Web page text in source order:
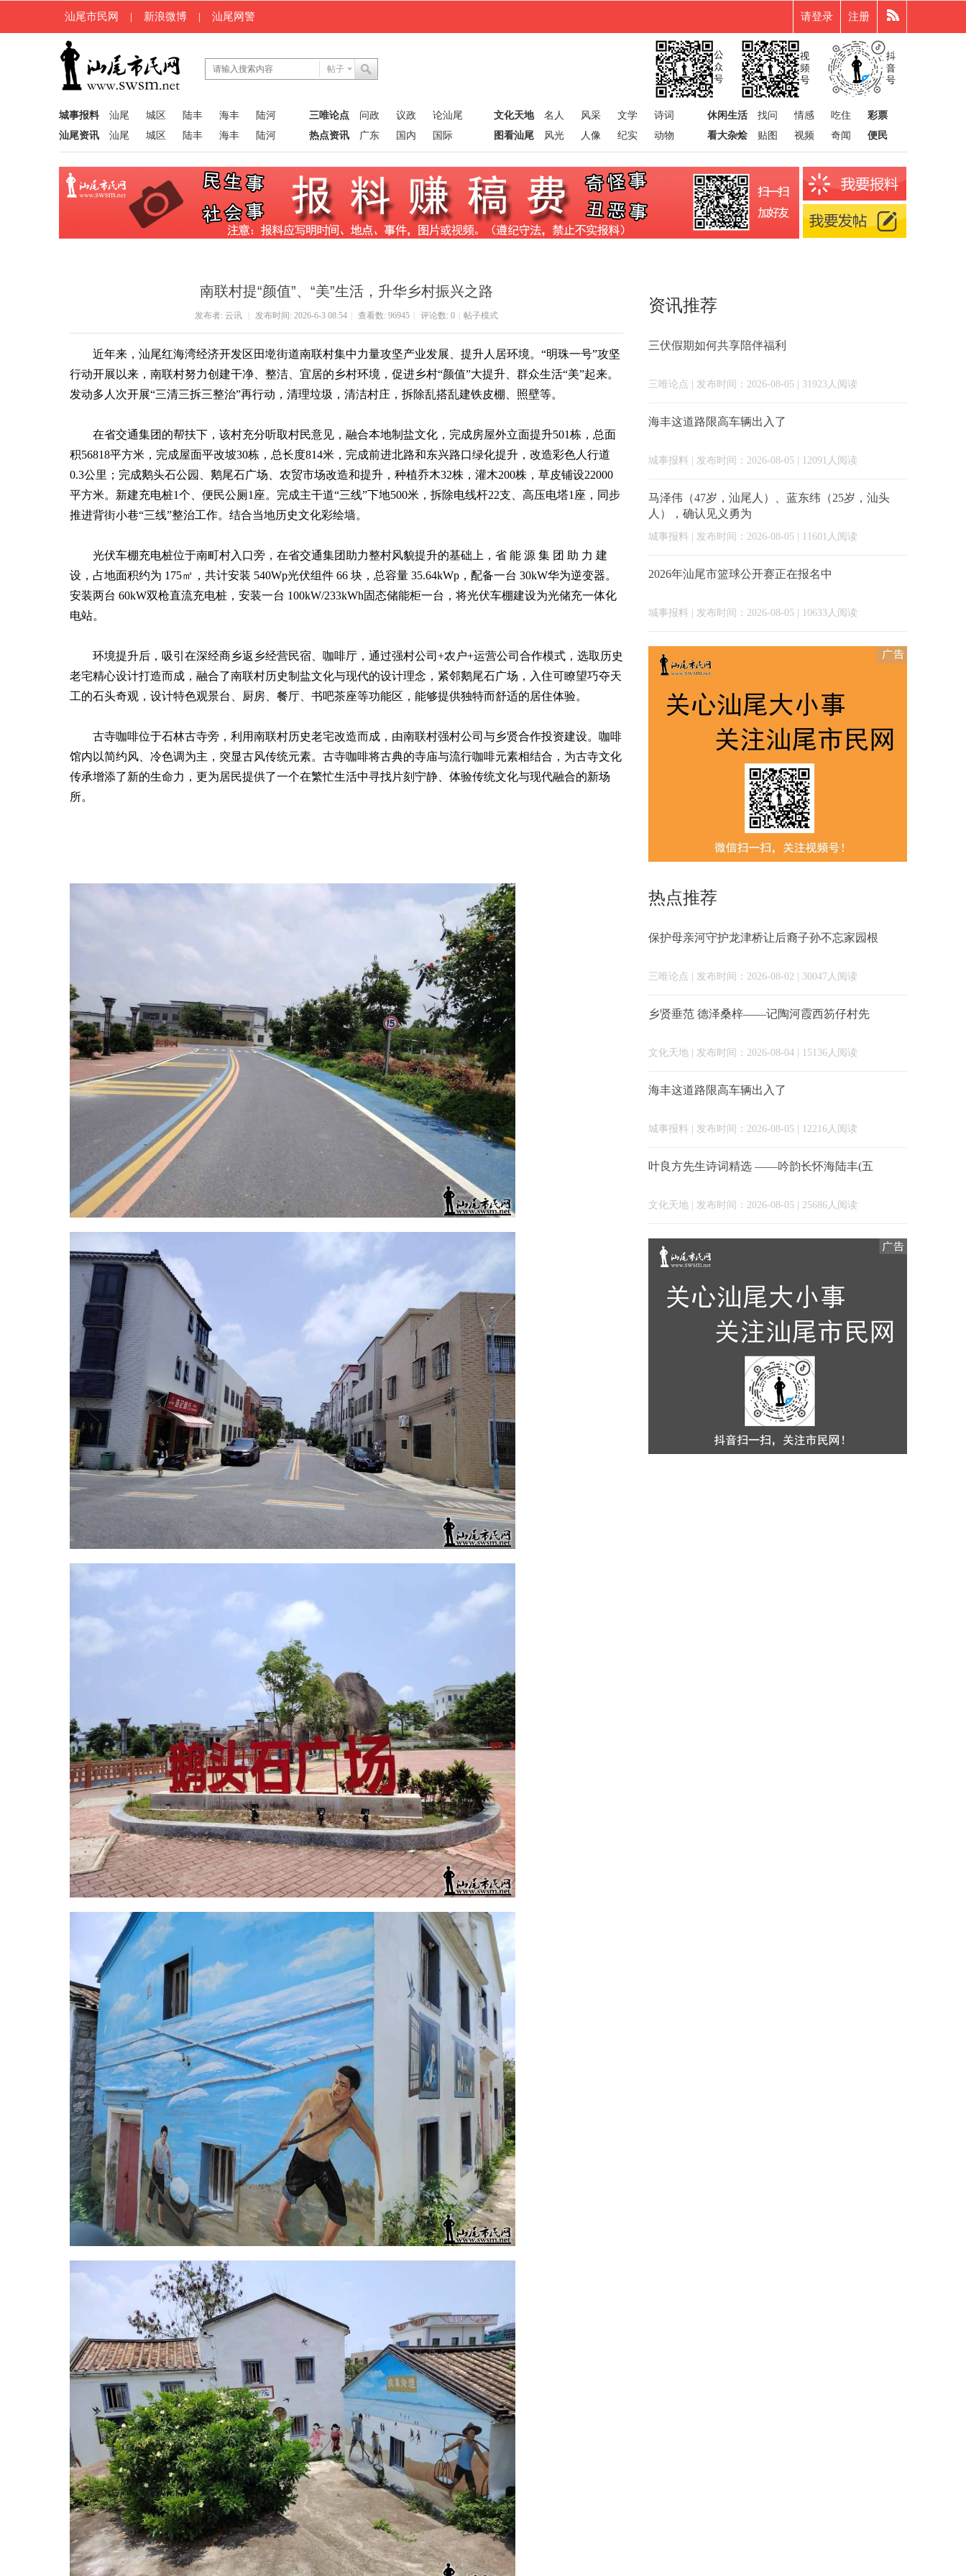
汕尾市民网 | 新浪微博 | 汕尾网警 请登录 注册
帖子
城事报料 汕尾 城区 陆丰 海丰
陆河
汕尾资讯
汕尾 城区 陆丰 海丰 陆河
三唯论点 问政 议政
论汕尾
热点资讯
广东 国内 国际
文化天地 名人 风采 文学
诗词
图看汕尾
风光 人像 纪实 动物
休闲生活 找问 情感 吃住
彩票
看大杂烩
贴图 视频 奇闻 便民
南联村提“颜值”、“美”生活，升华乡村振兴之路
发布者: 云讯 发布时间: 2026-6-3 08:54 查看数: 96945 评论数: 0 帖子模式
近年来，汕尾红海湾经济开发区田墘街道南联村集中力量攻坚产业发展、提升人居环境。“明珠一号”攻坚
行动开展以来，南联村努力创建干净、整洁、宜居的乡村环境，促进乡村“颜值”大提升、群众生活“美”起来。
发动多人次开展“三清三拆三整治”再行动，清理垃圾，清洁村庄，拆除乱搭乱建铁皮棚、照壁等。
在省交通集团的帮扶下，该村充分听取村民意见，融合本地制盐文化，完成房屋外立面提升501栋，总面
积56818平方米，完成屋面平改坡30栋，总长度814米，完成前进北路和东兴路口绿化提升，改造彩色人行道
0.3公里；完成鹅头石公园、鹅尾石广场、农贸市场改造和提升，种植乔木32株，灌木200株，草皮铺设22000
平方米。新建充电桩1个、便民公厕1座。完成主干道“三线”下地500米，拆除电线杆22支、高压电塔1座，同步
推进背街小巷“三线”整治工作。结合当地历史文化彩绘墙。
光伏车棚充电桩位于南町村入口旁，在省交通集团助力整村风貌提升的基础上，省 能 源 集 团 助 力 建
设，占地面积约为 175㎡，共计安装 540Wp光伏组件 66 块，总容量 35.64kWp，配备一台 30kW华为逆变器。
安装两台 60kW双枪直流充电桩，安装一台 100kW/233kWh固态储能柜一台，将光伏车棚建设为光储充一体化
电站。
环境提升后，吸引在深经商乡返乡经营民宿、咖啡厅，通过强村公司+农户+运营公司合作模式，选取历史
老宅精心设计打造而成，融合了南联村历史制盐文化与现代的设计理念，紧邻鹅尾石广场，入住可瞭望巧夺天
工的石头奇观，设计特色观景台、厨房、餐厅、书吧茶座等功能区，能够提供独特而舒适的居住体验。
古寺咖啡位于石林古寺旁，利用南联村历史老宅改造而成，由南联村强村公司与乡贤合作投资建设。咖啡
馆内以简约风、冷色调为主，突显古风传统元素。古寺咖啡将古典的寺庙与流行咖啡元素相结合，为古寺文化
传承增添了新的生命力，更为居民提供了一个在繁忙生活中寻找片刻宁静、体验传统文化与现代融合的新场
所。
资讯推荐
三伏假期如何共享陪伴福利
三唯论点 | 发布时间：2026-08-05 | 31923人阅读
海丰这道路限高车辆出入了
城事报料 | 发布时间：2026-08-05 | 12091人阅读
马泽伟（47岁，汕尾人）、蓝东纬（25岁，汕头
人），确认见义勇为
城事报料 | 发布时间：2026-08-05 | 11601人阅读
2026年汕尾市篮球公开赛正在报名中
城事报料 | 发布时间：2026-08-05 | 10633人阅读
热点推荐
保护母亲河守护龙津桥让后裔子孙不忘家园根
三唯论点 | 发布时间：2026-08-02 | 30047人阅读
乡贤垂范 德泽桑梓——记陶河霞西笏仔村先
文化天地 | 发布时间：2026-08-04 | 15136人阅读
海丰这道路限高车辆出入了
城事报料 | 发布时间：2026-08-05 | 12216人阅读
叶良方先生诗词精选 ——吟韵长怀海陆丰(五
文化天地 | 发布时间：2026-08-05 | 25686人阅读